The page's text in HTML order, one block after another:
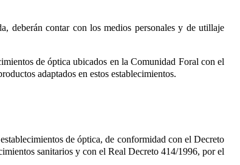
deberán contar con los medios personales y de utillaje
de óptica ubicados en la Comunidad Foral con el
adaptados en estos establecimientos.
de óptica, de conformidad con el Decreto
sanitariosy con el Real Decreto 414/1996, por el